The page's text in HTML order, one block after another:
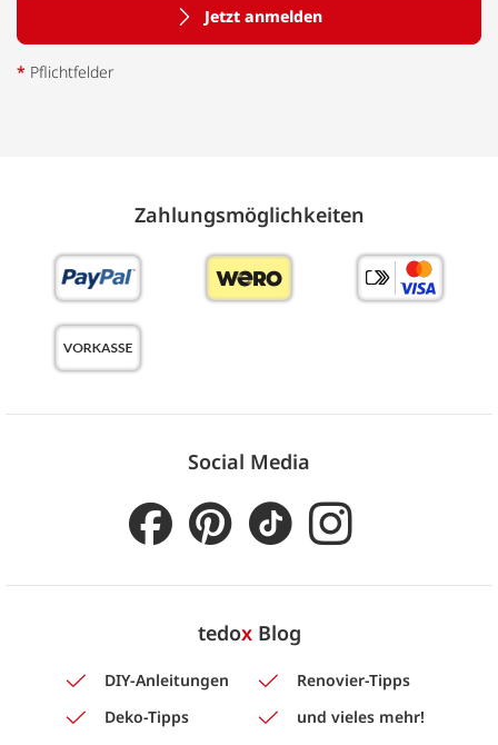
Jetzt anmelden
* Pflichtfelder
Zahlungs­möglich­keiten
Social Media
tedoxBlog
DIY-Anleitungen
Renovier-Tipps
Deko-Tipps
und vieles mehr!